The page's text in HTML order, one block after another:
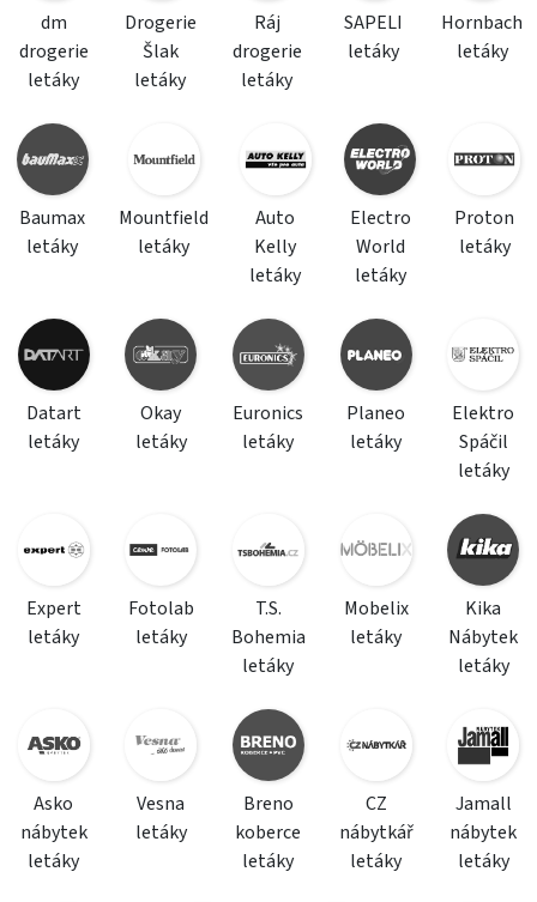
dm
drogerie
letáky
Drogerie
Šlak
letáky
Ráj
drogerie
letáky
SAPELI
letáky
Hornbach
letáky
Baumax
letáky
Mountfield
letáky
Auto
Kelly
letáky
Electro
World
letáky
Proton
letáky
Datart
letáky
Okay
letáky
Euronics
letáky
Planeo
letáky
Elektro
Spáčil
letáky
Expert
letáky
Fotolab
letáky
T.S.
Bohemia
letáky
Mobelix
letáky
Kika
Nábytek
letáky
Asko
nábytek
letáky
Vesna
letáky
Breno
koberce
letáky
CZ
nábytkář
letáky
Jamall
nábytek
letáky